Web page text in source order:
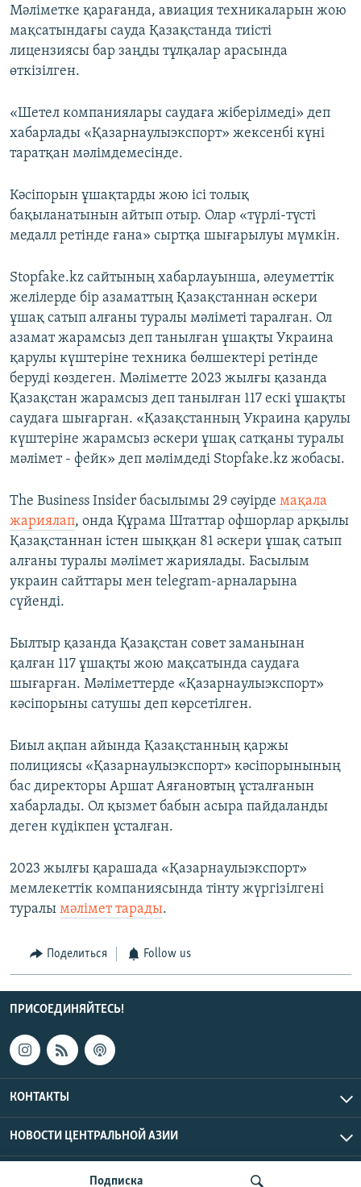
Подписка
Мәліметке қарағанда, авиация техникаларын жою
мақсатындағы сауда Қазақстанда тиісті
лицензиясы бар заңды тұлқалар арасында
өткізілген.
«Шетел компаниялары саудаға жіберілмеді» деп
хабарлады «Қазарнаулыэкспорт» жексенбі күні
таратқан мәлімдемесінде.
Кәсіпорын ұшақтарды жою ісі толық
бақыланатынын айтып отыр. Олар «түрлі-түсті
медалл ретінде ғана» сыртқа шығарылуы мүмкін.
Stopfake.kz сайтының хабарлауынша, әлеуметтік
желілерде бір азаматтың Қазақстаннан әскери
ұшақ сатып алғаны туралы мәліметі таралған. Ол
азамат жарамсыз деп танылған ұшақты Украина
қарулы күштеріне техника бөлшектері ретінде
беруді көздеген. Мәліметте 2023 жылғы қазанда
Қазақстан жарамсыз деп танылған 117 ескі ұшақты
саудаға шығарған. «Қазақстанның Украина қарулы
күштеріне жарамсыз әскери ұшақ сатқаны туралы
мәлімет - фейк» деп мәлімдеді Stopfake.kz жобасы.
The Business Insider басылымы 29 сәуірде мақала
жариялап, онда Құрама Штаттар офшорлар арқылы
Қазақстаннан істен шыққан 81 әскери ұшақ сатып
алғаны туралы мәлімет жариялады. Басылым
украин сайттары мен telegram-арналарына
сүйенді.
Былтыр қазанда Қазақстан совет заманынан
қалған 117 ұшақты жою мақсатында саудаға
шығарған. Мәліметтерде «Қазарнаулыэкспорт»
кәсіпорыны сатушы деп көрсетілген.
Биыл ақпан айында Қазақстанның қаржы
полициясы «Қазарнаулыэкспорт» кәсіпорынының
бас директоры Аршат Аяғановтың ұсталғанын
хабарлады. Ол қызмет бабын асыра пайдаланды
деген күдікпен ұсталған.
2023 жылғы қарашада «Қазарнаулыэкспорт»
мемлекеттік компаниясында тінту жүргізілгені
туралы мәлімет тарады.
Поделиться Follow us
ПРИСОЕДИНЯЙТЕСЬ!
КОНТАКТЫ
НОВОСТИ ЦЕНТРАЛЬНОЙ АЗИИ
CENTRAL ASIAN © 2026 RFE/RL, Inc. | Все права защищены.